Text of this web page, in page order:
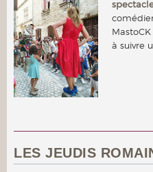
à suivre
LES JEUDIS